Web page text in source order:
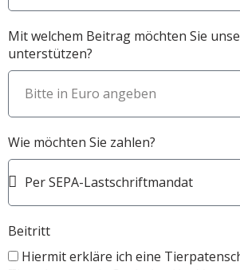
Mit welchem Beitrag möchten Sie
unterstützen?
Wie möchten Sie zahlen?
Beitritt
Hiermit erkläre ich eine